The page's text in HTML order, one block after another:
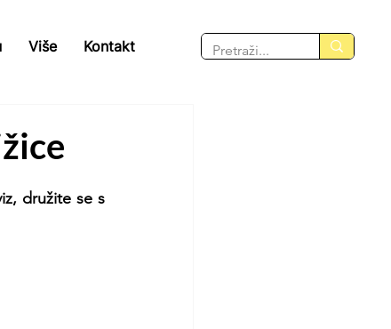
Više Kontakt
družite se s